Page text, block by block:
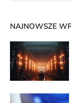
NAJNOWSZE